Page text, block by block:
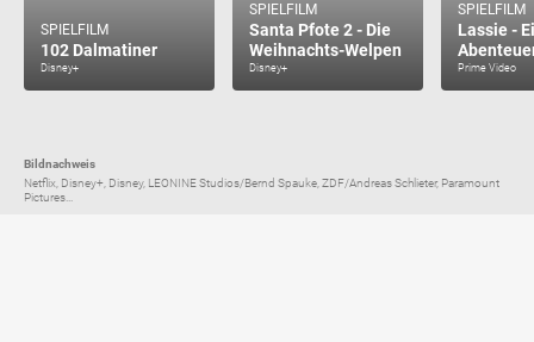
SPIELFILM
102 Dalmatiner
Disney+
SPIELFILM
Santa Pfote 2 - Die
Weihnachts-Welpen
Disney+
SPIELFILM
Lassie -
Prime Video
Bildnachweis
Netflix, Disney+, Disney, LEONINE Studios/Bernd Spauke, ZDF/Andreas Schlieter, Paramount
Pictures...